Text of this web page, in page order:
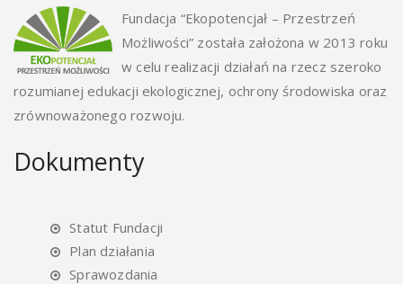
Fundacja “Ekopotencjał – Przestrzeń
Możliwości” została założona w 2013 roku
w celu realizacji działań na rzecz szeroko
rozumianej edukacji ekologicznej, ochrony środowiska oraz
zrównoważonego rozwoju.
Dokumenty
Statut Fundacji
Plan działania
Sprawozdania